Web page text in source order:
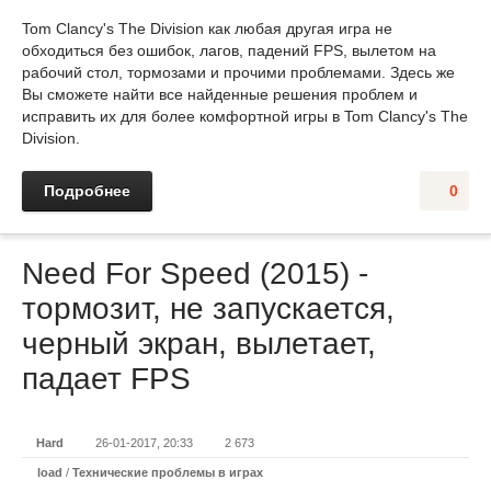
Tom Clancy's The Division как любая другая игра не
обходиться без ошибок, лагов, падений FPS, вылетом на
рабочий стол, тормозами и прочими проблемами. Здесь же
Вы сможете найти все найденные решения проблем и
исправить их для более комфортной игры в Tom Clancy's The
Division.
0
Подробнее
Need For Speed (2015) -
тормозит, не запускается,
черный экран, вылетает,
падает FPS
Hard 26-01-2017, 20:33 2 673
load / Технические проблемы в играх